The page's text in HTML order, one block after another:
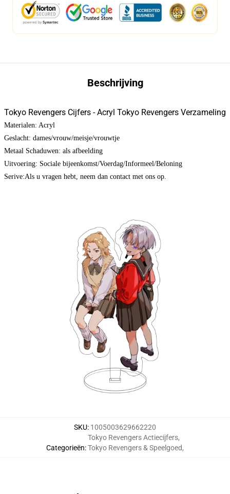
Beschrijving
Tokyo Revengers Cijfers - Acryl Tokyo Revengers Verzameling
Materialen: Acryl
Geslacht: dames/vrouw/meisje/vrouwtje
Metaal Schaduwen: als afbeelding
Uitvoering: Sociale bijeenkomst/Voerdag/Informeel/Beloning
Serive:Als u vragen hebt, neem dan contact met ons op.
SKU: 1005003629662220
Categorieën:
Tokyo Revengers Actiecijfers,
Tokyo Revengers & Speelgoed,